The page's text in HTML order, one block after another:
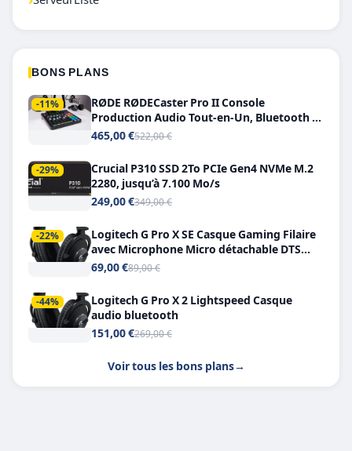
BONS PLANS
-11%
RØDE RØDECaster Pro II Console
Production Audio Tout-en-Un, Bluetooth et
Double USB-C
465,00 €522,00 €
-29%
Crucial P310 SSD 2To PCIe Gen4 NVMe M.2
2280, jusqu’à 7.100 Mo/s
249,00 €349,00 €
-22%
Logitech G Pro X SE Casque Gaming Filaire
avec Microphone Micro détachable DTS
Headphone X 7.1
69,00 €89,00 €
-44%
Logitech G Pro X 2 Lightspeed Casque
audio bluetooth
151,00 €269,00 €
Voir tous les bons plans→